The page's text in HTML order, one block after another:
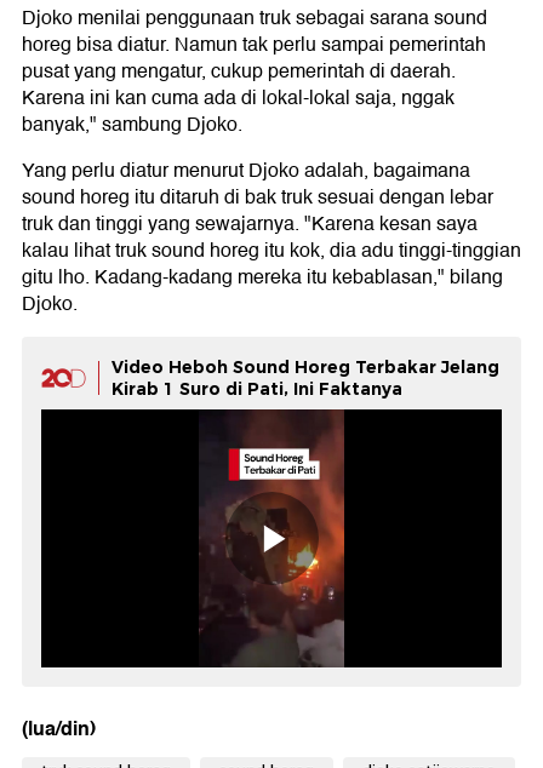
Djoko menilai penggunaan truk sebagai sarana sound
horeg bisa diatur. Namun tak perlu sampai pemerintah
pusat yang mengatur, cukup pemerintah di daerah.
Karena ini kan cuma ada di lokal-lokal saja, nggak
banyak," sambung Djoko.
Yang perlu diatur menurut Djoko adalah, bagaimana
sound horeg itu ditaruh di bak truk sesuai dengan lebar
truk dan tinggi yang sewajarnya. "Karena kesan saya
kalau lihat truk sound horeg itu kok, dia adu tinggi-tinggian
gitu lho. Kadang-kadang mereka itu kebablasan," bilang
Djoko.
Video Heboh Sound Horeg Terbakar Jelang
Kirab 1 Suro di Pati, Ini Faktanya
(lua/din)